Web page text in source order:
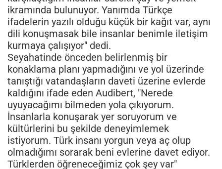
ikramında bulunuyor. Yanımda Türkçe
ifadelerin yazılı olduğu küçük bir kağıt var, aynı
dili konuşmasak bile insanlar benimle iletişim
kurmaya çalışıyor" dedi.
Seyahatinde önceden belirlenmiş bir
konaklama planı yapmadığını ve yol üzerinde
tanıştığı vatandaşların daveti üzerine evlerde
kaldığını ifade eden Audibert, "Nerede
uyuyacağımı bilmeden yola çıkıyorum.
İnsanlarla konuşarak yer soruyorum ve
kültürlerini bu şekilde deneyimlemek
istiyorum. Türk insanı yorgun veya aç olup
olmadığımı sorarak beni evlerine davet ediyor.
Türklerden öğreneceğimiz çok şey var"